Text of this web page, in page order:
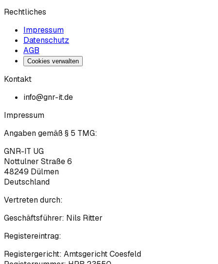
Rechtliches
Impressum
Datenschutz
AGB
Cookies verwalten
Kontakt
info@gnr-it.de
Impressum
Angaben gemäß § 5 TMG:
GNR-IT UG
Nottulner Straße 6
48249 Dülmen
Deutschland
Vertreten durch:
Geschäftsführer: Nils Ritter
Registereintrag:
Registergericht: Amtsgericht Coesfeld